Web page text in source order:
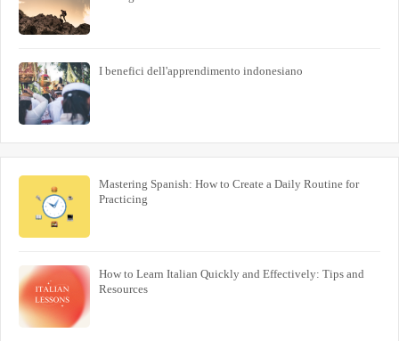
I benefici dell'apprendimento indonesiano
Mastering Spanish: How to Create a Daily Routine for
Practicing
How to Learn Italian Quickly and Effectively: Tips and
Resources